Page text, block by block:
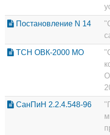
Постановление N 14
ТСН ОВК-2000 МО
СанПиН 2.2.4.548-96